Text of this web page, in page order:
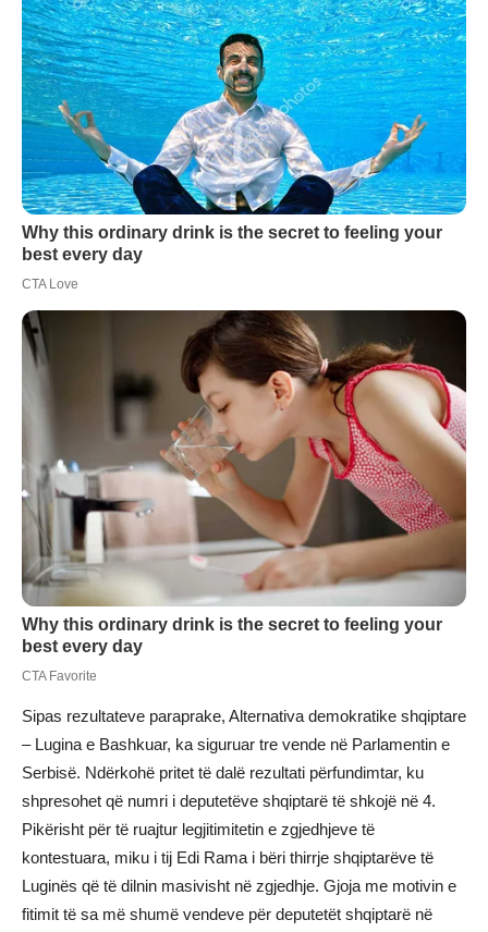
Sipas rezultateve paraprake, Alternativa demokratike shqiptare
– Lugina e Bashkuar, ka siguruar tre vende në Parlamentin e
Serbisë. Ndërkohë pritet të dalë rezultati përfundimtar, ku
shpresohet që numri i deputetëve shqiptarë të shkojë në 4.
Pikërisht për të ruajtur legjitimitetin e zgjedhjeve të
kontestuara, miku i tij Edi Rama i bëri thirrje shqiptarëve të
Luginës që të dilnin masivisht në zgjedhje. Gjoja me motivin e
fitimit të sa më shumë vendeve për deputetët shqiptarë në